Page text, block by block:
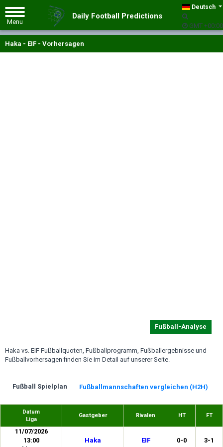
Deutsch
GMT +00:00
Daily Football Predictions
Haka - EIF - Vorhersagen
Fußball-Analyse
Haka vs. EIF Fußballquoten, Fußballprogramm, Fußballergebnisse und
Fußballvorhersagen finden Sie im Detail auf unserer Seite.
Fußball Spielplan Fußballmannschaften vergleichen (H2H)
Datum
Liga
Gastgeber Rivalen HT FT
11/07/2026
13:00
Haka EIF 0-0 3-1